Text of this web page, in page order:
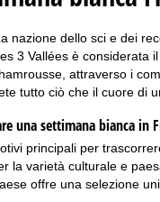
nazione dello sci e dei
3 Vallées è considerata
attraverso i
tutto ciò che il cuore di
una settimana bianca in
principali per
la varietà culturale e
offre una selezione